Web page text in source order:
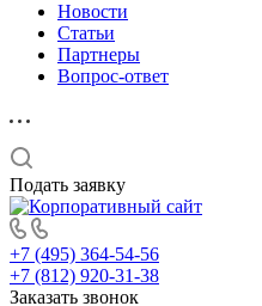
Новости
Статьи
Партнеры
Вопрос-ответ
Подать заявку
+7 (495) 364-54-56
+7 (812) 920-31-38
Заказать звонок